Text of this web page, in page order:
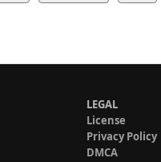
LEGAL
License
Privacy Policy
DMCA